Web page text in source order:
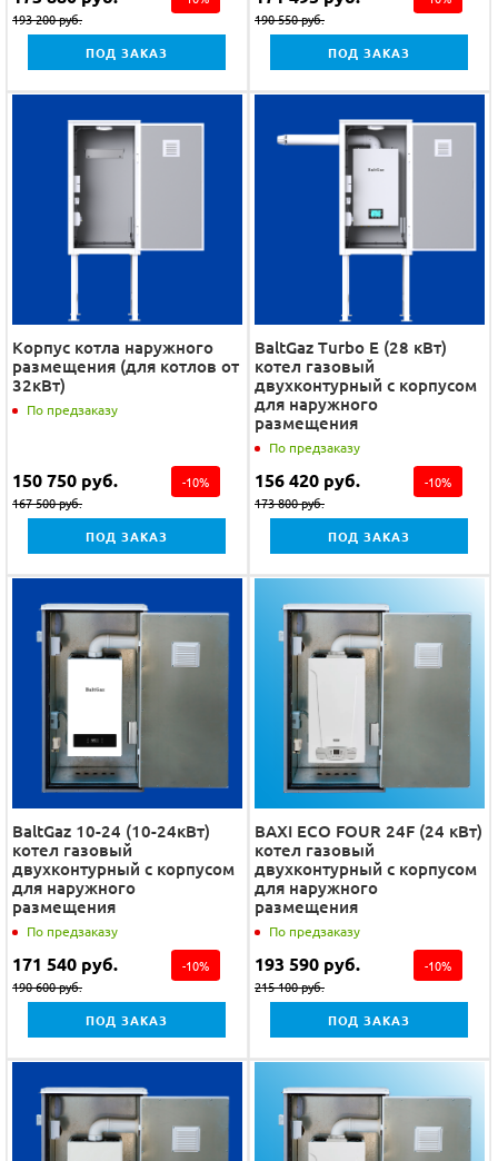
193 200руб.
ПОД ЗАКАЗ
190 550руб.
ПОД ЗАКАЗ
Корпус котла наружного
размещения (для котлов от
32кВт)
По предзаказу
150 750 руб.
167 500руб.
-10%
ПОД ЗАКАЗ
BaltGaz Turbo E (28 кВт)
котел газовый
двухконтурный с корпусом
для наружного
размещения
По предзаказу
156 420 руб.
173 800руб.
-10%
ПОД ЗАКАЗ
BaltGaz 10-24 (10-24кВт)
котел газовый
двухконтурный с корпусом
для наружного
размещения
По предзаказу
171 540 руб.
190 600руб.
-10%
ПОД ЗАКАЗ
BAXI ECO FOUR 24F (24 кВт)
котел газовый
двухконтурный с корпусом
для наружного
размещения
По предзаказу
193 590 руб.
215 100руб.
-10%
ПОД ЗАКАЗ